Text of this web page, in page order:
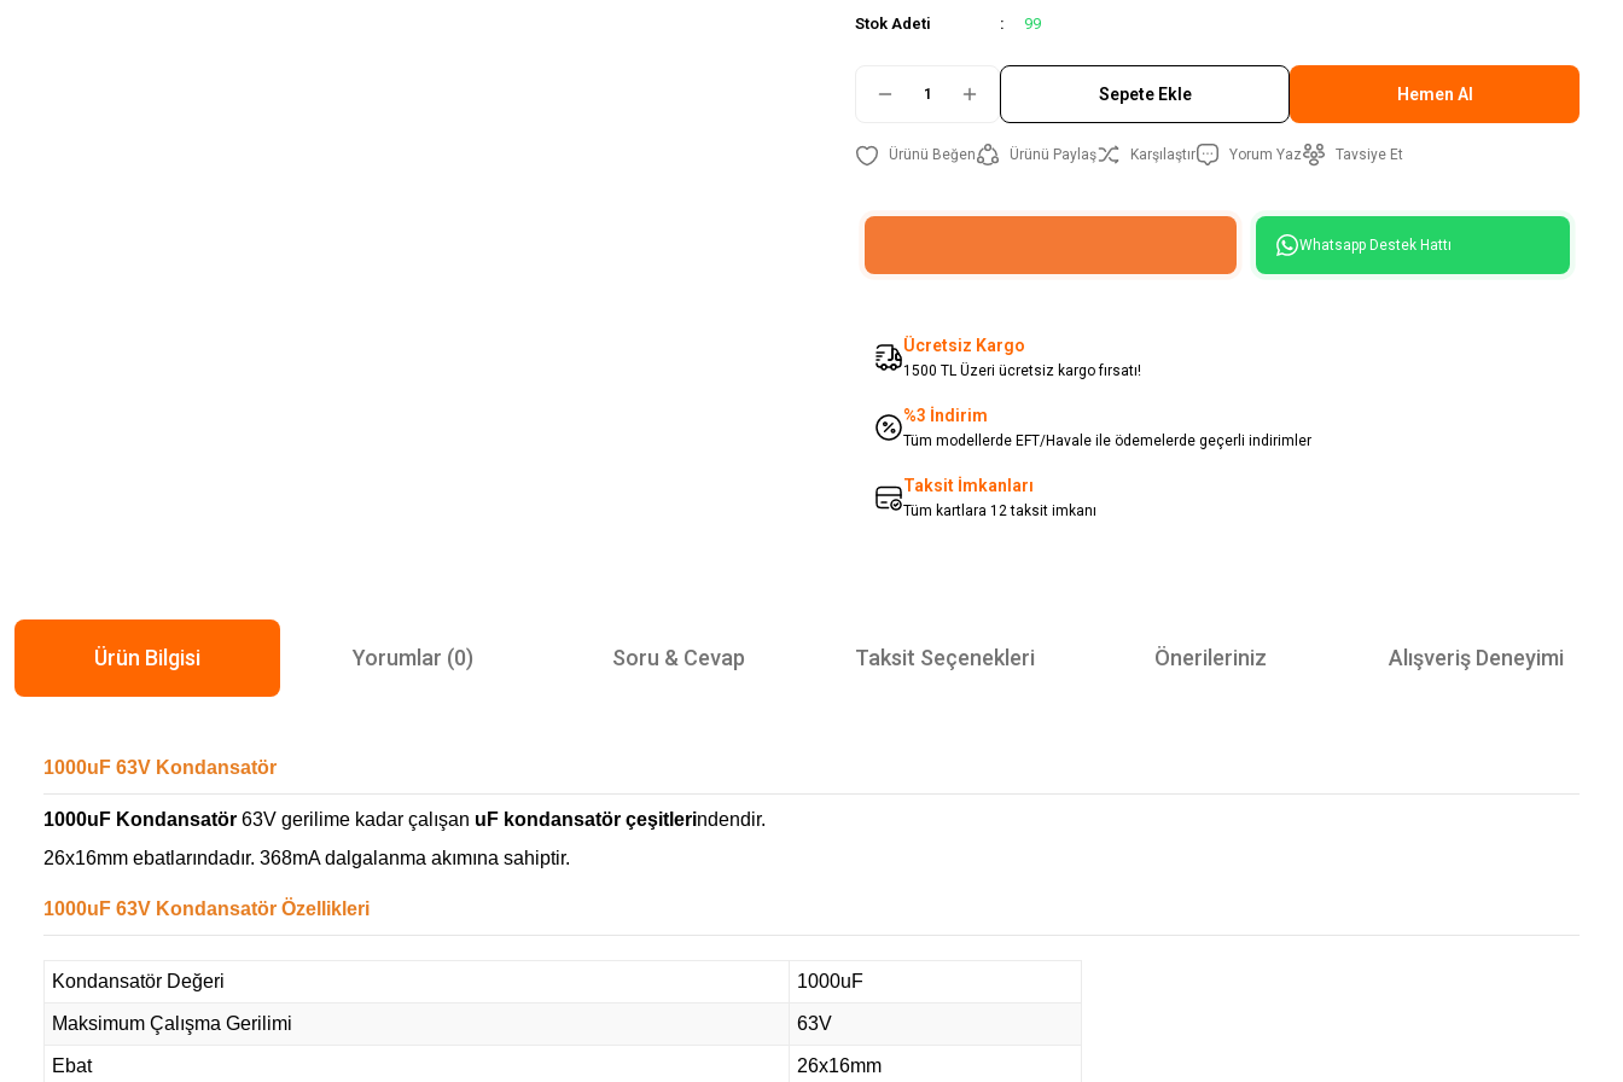
Stok Adeti
99
Sepete Ekle Hemen Al
Ürünü Paylaş Karşılaştır Yorum Yaz Tavsiye Et
Whatsapp Destek Hattı
Ücretsiz Kargo
1500 TL Üzeri ücretsiz kargo fırsatı!
%3 İndirim
Tüm modellerde EFT/Havale ile ödemelerde geçerli indirimler
Taksit İmkanları
Tüm kartlara 12 taksit imkanı
Ürün Bilgisi Yorumlar (0) Soru & Cevap Taksit Seçenekleri Önerileriniz Alışveriş Deneyimi
1000uF 63V Kondansatör
1000uF Kondansatör 63V gerilime kadar çalışan uF kondansatör çeşitlerindendir.
26x16mm ebatlarındadır. 368mA dalgalanma akımına sahiptir.
1000uF 63V Kondansatör Özellikleri
Kondansatör Değeri 1000uF
Maksimum Çalışma Gerilimi 63V
Ebat 26x16mm